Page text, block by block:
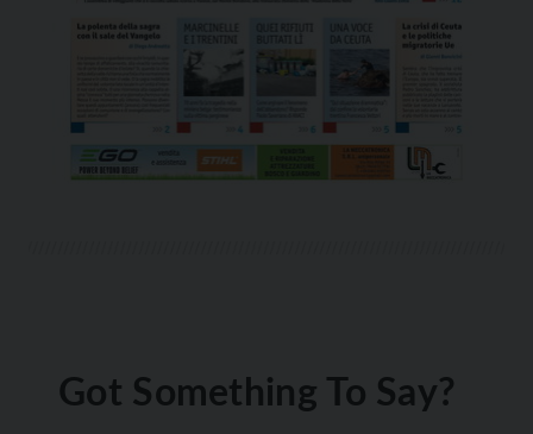
Got Something To Say?